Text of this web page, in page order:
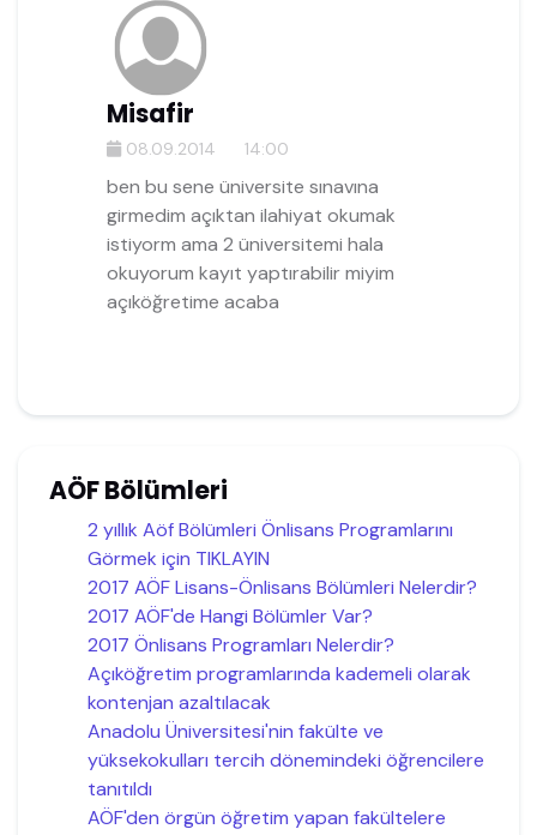
Misafir
08.09.2014 14:00
ben bu sene üniversite sınavına
girmedim açıktan ilahiyat okumak
istiyorm ama 2 üniversitemi hala
okuyorum kayıt yaptırabilir miyim
açıköğretime acaba
AÖF Bölümleri
2 yıllık Aöf Bölümleri Önlisans Programlarını
Görmek için TIKLAYIN
2017 AÖF Lisans-Önlisans Bölümleri Nelerdir?
2017 AÖF'de Hangi Bölümler Var?
2017 Önlisans Programları Nelerdir?
Açıköğretim programlarında kademeli olarak
kontenjan azaltılacak
Anadolu Üniversitesi'nin fakülte ve
yüksekokulları tercih dönemindeki öğrencilere
tanıtıldı
AÖF'den örgün öğretim yapan fakültelere